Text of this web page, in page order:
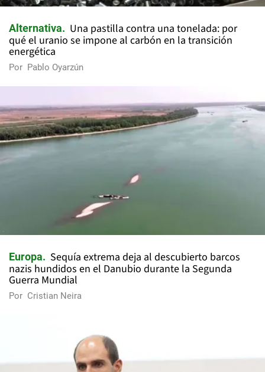
Alternativa
Una pastilla contra una tonelada: por
qué el uranio se impone al carbón en la transición
energética
Por Pablo Oyarzún
Europa
Sequía extrema deja al descubierto barcos
nazis hundidos en el Danubio durante la Segunda
Guerra Mundial
Por Cristian Neira